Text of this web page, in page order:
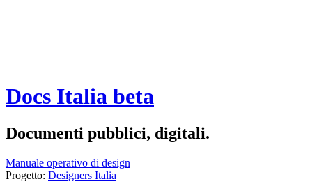
Docs Italia beta
Documenti pubblici, digitali.
Manuale operativo di design
Progetto: Designers Italia